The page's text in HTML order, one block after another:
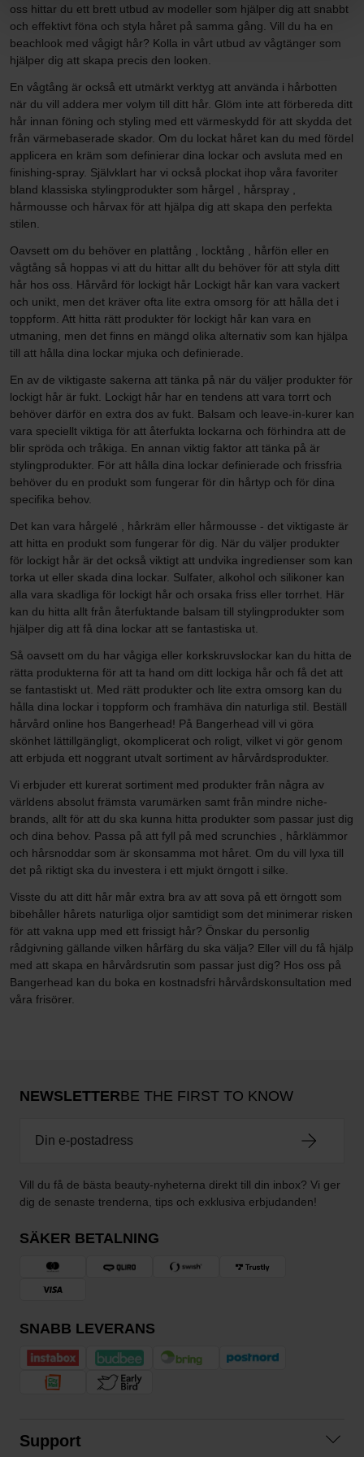
oss hittar du ett brett utbud av modeller som hjälper dig att snabbt
och effektivt föna och styla håret på samma gång. Vill du ha en
beachlook med vågigt hår? Kolla in vårt utbud av vågtänger som
hjälper dig att skapa precis den looken.
En vågtång är också ett utmärkt verktyg att använda i hårbotten
när du vill addera mer volym till ditt hår. Glöm inte att förbereda ditt
hår innan föning och styling med ett värmeskydd för att skydda det
från värmebaserade skador. Om du lockat håret kan du med fördel
applicera en kräm som definierar dina lockar och avsluta med en
finishing-spray. Självklart har vi också plockat ihop våra favoriter
bland klassiska stylingprodukter som hårgel , hårspray ,
hårmousse och hårvax för att hjälpa dig att skapa den perfekta
stilen.
Oavsett om du behöver en plattång , locktång , hårfön eller en
vågtång så hoppas vi att du hittar allt du behöver för att styla ditt
hår hos oss. Hårvård för lockigt hår Lockigt hår kan vara vackert
och unikt, men det kräver ofta lite extra omsorg för att hålla det i
toppform. Att hitta rätt produkter för lockigt hår kan vara en
utmaning, men det finns en mängd olika alternativ som kan hjälpa
till att hålla dina lockar mjuka och definierade.
En av de viktigaste sakerna att tänka på när du väljer produkter för
lockigt hår är fukt. Lockigt hår har en tendens att vara torrt och
behöver därför en extra dos av fukt. Balsam och leave-in-kurer kan
vara speciellt viktiga för att återfukta lockarna och förhindra att de
blir spröda och tråkiga. En annan viktig faktor att tänka på är
stylingprodukter. För att hålla dina lockar definierade och frissfria
behöver du en produkt som fungerar för din hårtyp och för dina
specifika behov.
Det kan vara hårgelé , hårkräm eller hårmousse - det viktigaste är
att hitta en produkt som fungerar för dig. När du väljer produkter
för lockigt hår är det också viktigt att undvika ingredienser som kan
torka ut eller skada dina lockar. Sulfater, alkohol och silikoner kan
alla vara skadliga för lockigt hår och orsaka friss eller torrhet. Här
kan du hitta allt från återfuktande balsam till stylingprodukter som
hjälper dig att få dina lockar att se fantastiska ut.
Så oavsett om du har vågiga eller korkskruvslockar kan du hitta de
rätta produkterna för att ta hand om ditt lockiga hår och få det att
se fantastiskt ut. Med rätt produkter och lite extra omsorg kan du
hålla dina lockar i toppform och framhäva din naturliga stil. Beställ
hårvård online hos Bangerhead! På Bangerhead vill vi göra
skönhet lättillgängligt, okomplicerat och roligt, vilket vi gör genom
att erbjuda ett noggrant utvalt sortiment av hårvårdsprodukter.
Vi erbjuder ett kurerat sortiment med produkter från några av
världens absolut främsta varumärken samt från mindre niche-
brands, allt för att du ska kunna hitta produkter som passar just dig
och dina behov. Passa på att fyll på med scrunchies , hårklämmor
och hårsnoddar som är skonsamma mot håret. Om du vill lyxa till
det på riktigt ska du investera i ett mjukt örngott i silke.
Visste du att ditt hår mår extra bra av att sova på ett örngott som
bibehåller hårets naturliga oljor samtidigt som det minimerar risken
för att vakna upp med ett frissigt hår? Önskar du personlig
rådgivning gällande vilken hårfärg du ska välja? Eller vill du få hjälp
med att skapa en hårvårdsrutin som passar just dig? Hos oss på
Bangerhead kan du boka en kostnadsfri hårvårdskonsultation med
våra frisörer.
NEWSLETTERBE THE FIRST TO KNOW
Vill du få de bästa beauty-nyheterna direkt till din inbox? Vi ger
dig de senaste trenderna, tips och exklusiva erbjudanden!
SÄKER BETALNING
SNABB LEVERANS
Support